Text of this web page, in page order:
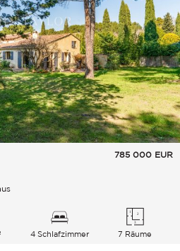
785 000 EUR
4 Schlafzimmer 7 Räume